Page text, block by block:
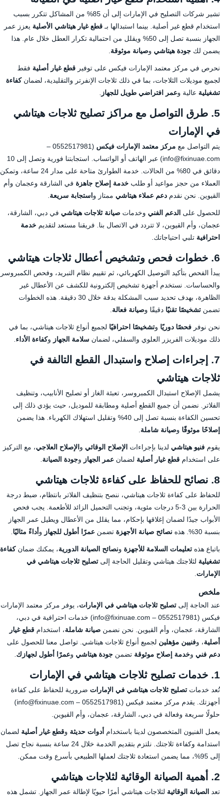
تشير شركات التصليح في الإمارات إلى أن 85% من المشاكل تتكرر بسبب
استخدام قطع غير أصلية. بينما استبدالها بـ قطع غيار هيتاشي الأصلية يعزز عمر
الجهاز بنسبة تصل إلى 50% ويقلل من احتمالية تكرار العطل خلال عام. هذا
يضمن لك جودة هيتاشي وصيانة موثوقة
نحرص في مركز معتمد الإمارات فيكس على توفير قطع غيار أصلية فقط
لجميع موديلات الثلاجات، بما في ذلك ثلاجات الإنفرتر والتقليدية، لضمانكفاءة
تشغيلية عالية وعمر افتراضي طويل للجهاز
5. طرق التواصل مع مراكز تصليح ثلاجات هيتاشي
في الإمارات
يتم التواصل مع مركز معتمد الإمارات فيكس (
0552517981
–
info@fixinuae.com) عبر الهاتف أو الواتساب. استجابتنا فورية وتصل إلى 10
دقائق في 80% من الحالات. خدمة الطوارئ متاحة على مدار 24 ساعة، وتمكن
العملاء من حجز مواعيد أو طلب خدمة إصلاح جاهزة في الشارقة وعجمان وأم
القيوين. نحن نقدم دعم عملاء هيتاشي ممتاز و استجابة سريعة
للحصول على الدعم الفني وخدمات صيانة ثلاجات هيتاشي في دبي، الشارقة،
عجمان، وأم القيوين، لا تتردد في الاتصال بنا. فريقنا مستعد لتقديم خدمة
احترافية تلبي احتياجاتك.
6. خطوات فحص وتشخيص أعطال ثلاجات هيتاشي
يبدأ الفحص بتأكيد التوصيل الكهربائي، ثم تقييم نظام التبريد، وفحص الكمبروسر
والحساسات. نستخدم أجهزة تشخيص إلكترونية للكشف عن الأعطال غير
الظاهرة، بهدف تحديد سبب المشكلة بدقة خلال 30 دقيقة. هذه الخطوات
تضمن تشخيصًا تقنيًا دقيقًا وصيانة فعالة
نحن نوفر فحصًا دوريًا وتشخيصًا احترافيًا لجميع أنواع ثلاجات هيتاشي، بما في
ذلك موديلات الفريزر العلوي والسفلي، لضمان سلامة الجهاز وكفاءة الأداء
7. إجراءات إصلاح واستبدال القطع التالفة في
ثلاجات هيتاشي
يشمل الإصلاح استبدال الكمبروسر، تعبئة الغاز أو تصليح الأنابيب، وتنظيف
الفلاتر. نضمن أن جميع القطع أصلية ومطابقة للموديل، حيث يؤدي ذلك إلى
تحسين الكفاءة بنسبة تصل إلى 40% وتقليل استهلاك الكهرباء. هذا يضمن
إصلاحًا موثوقًا وصيانة شاملة
يقوم فنيو هيتاشي لدينا بإجراءات الإصلاح الوقائي و الإصلاح العلاجي، مع التركيز
على استخدام قطع غيار أصلية لضمان عمر الجهاز وجودة الصيانة
8. نصائح للحفاظ على كفاءة ثلاجات هيتاشي
للحفاظ على كفاءة ثلاجات هيتاشي، ننصح بتنظيف الفلاتر بانتظام، ضبط درجة
الحرارة بين 3-5 درجات مئوية، وتجنب التحميل الزائد للأطعمة. يجب فحص
الأبواب جيدًا لضمان إغلاقها بإحكام، مما يقلل من الأعطال ويطيل عمر الجهاز
بنسبة 30%. هذه
نصائح صيانة الأجهزة تضمن عمرًا أطول للجهاز و أداءً مثاليًا
باتباع هذه تعليمات السلامة للأجهزة ونصائح الصيانة الدورية، يمكنك ضمانكفاءة
تشغيلية لثلاجتك هيتاشي وتقليل الحاجة إلى تصليح ثلاجات هيتاشي في
الإمارات
ملخص
عند الحاجة إلى تصليح ثلاجات هيتاشي في الإمارات، يوفر مركز معتمد الإمارات
فيكس (0552517981
– info@fixinuae.com) خدمات احترافية في دبي،
الشارقة، عجمان، وأم القيوين. نحن نضمن صيانة شاملة، استخدام قطع غيار
أصلية، وفنيين مؤهلين لجميع أنواع ثلاجات هيتاشي. تواصل معنا للحصول على
دعم فني وخدمة إصلاح موثوقة تضمن جودة هيتاشي وعمرًا أطول لجهازك
1. خدمات تصليح ثلاجات هيتاشي في الإمارات
تُعد خدمات تصليح ثلاجات هيتاشي في الإمارات ضرورية للحفاظ على كفاءة
أجهزتك. يقدم مركز معتمد فيكس (0552517981
– info@fixinuae.com)
حلولًا سريعة وفعالة في دبي، الشارقة، عجمان، وأم القيوين.
يعمل الفنيون المتخصصون لدينا باستخدام أدوات حديثة وقطع غيار أصلية لضمان
استدامة وكفاءة ثلاجتك. نلتزم بتقديم الخدمة خلال 24 ساعة بنسبة نجاح تصل
إلى 95%، مما يضمن استعادة ثلاجتك لعملها الطبيعي بأسرع وقت ممكن.
2. أهمية الصيانة الوقائية لثلاجات هيتاشي
تعد الصيانة الوقائية لثلاجات هيتاشي أمرًا حيويًا لإطالة عمر الجهاز. تشمل هذه